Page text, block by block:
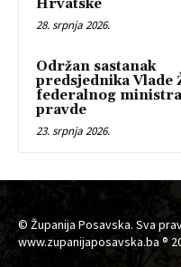
Hrvatske
28. srpnja 2026.
Održan sastanak
predsjednika Vlade
federalnog ministra
pravde
23. srpnja 2026.
© Županija Posavska. Sva
www.zupanijaposavska.ba ®